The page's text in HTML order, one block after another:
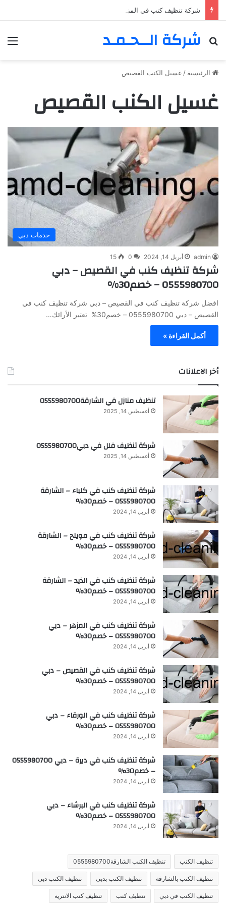
شركة تنظيف كنب في المزهر – دبي 0555980700 – خصم30%
شركة الــحـمـد
بحث عن
الرئيسية / غسيل الكنب القصيص
غسيل الكنب القصيص
خدمات دبي
admin أبريل 14, 2024 0
15
شركة تنظيف كنب في القصيص – دبي
0555980700 – خصم30%
افضل شركة تنظيف كنب في القصيص – دبي شركة تنظيف كنب في
القصيص – دبي 0555980700 – خصم30% تعتبر الأرائك…
أكمل القراءة »
أخر الاعلانات
تنظيف منازل في الشارقة0555980700
أغسطس 14, 2025
شركة تنظيف فلل في دبي0555980700
أغسطس 14, 2025
شركة تنظيف كنب في كلباء – الشارقة
0555980700 – خصم30%
أبريل 14, 2024
شركة تنظيف كنب في مويلح – الشارقة
0555980700 – خصم30%
أبريل 14, 2024
شركة تنظيف كنب في الذيد – الشارقة
0555980700 – خصم30%
أبريل 14, 2024
شركة تنظيف كنب في المزهر – دبي
0555980700 – خصم30%
أبريل 14, 2024
شركة تنظيف كنب في القصيص – دبي
0555980700 – خصم30%
أبريل 14, 2024
شركة تنظيف كنب في الورقاء – دبي
0555980700 – خصم30%
أبريل 14, 2024
شركة تنظيف كنب في ديرة – دبي 0555980700
– خصم30%
أبريل 14, 2024
شركة تنظيف كنب في البرشاء – دبي
0555980700 – خصم30%
أبريل 14, 2024
تنظيف الكنب تنظيف الكنب الشارقة0555980700
تنظيف الكنب بالشارقة تنظيف الكنب بدبي تنظيف الكنب دبي
تنظيف الكنب في دبي تنظيف كنب تنظيف كنب الانتريه